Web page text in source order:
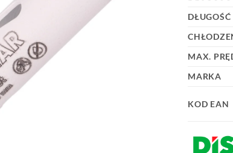
MAX.
MARKA
KOD EAN